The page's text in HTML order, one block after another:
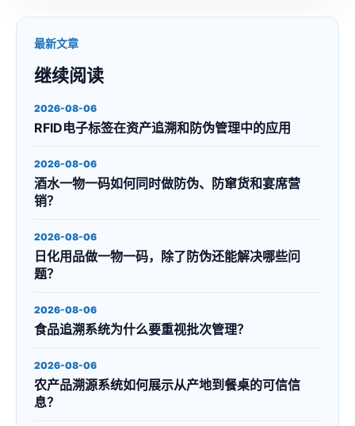
最新文章
继续阅读
2026-08-06
RFID电子标签在资产追溯和防伪管理中的应用
2026-08-06
酒水一物一码如何同时做防伪、防窜货和宴席营
销？
2026-08-06
日化用品做一物一码，除了防伪还能解决哪些问
题？
2026-08-06
食品追溯系统为什么要重视批次管理？
2026-08-06
农产品溯源系统如何展示从产地到餐桌的可信信
息？